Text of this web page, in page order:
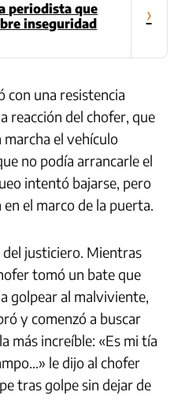
periodista que
inseguridad
›
con una resistencia
reacción del chofer, que
el vehículo
no podía arrancarle el
intentó bajarse, pero
el marco de la puerta.
justiciero. Mientras
tomó un bate que
golpear al malviviente,
y comenzó a buscar
más increíble: «Es mi tía
le dijo al chofer
tras golpe sin dejar de